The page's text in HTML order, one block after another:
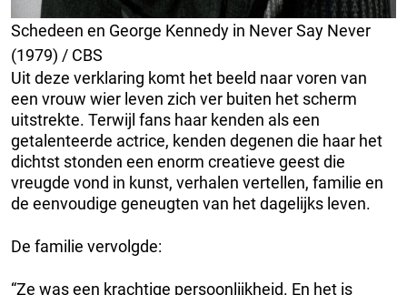
Schedeen en George Kennedy in Never Say Never
(1979) / CBS
Uit deze verklaring komt het beeld naar voren van
een vrouw wier leven zich ver buiten het scherm
uitstrekte. Terwijl fans haar kenden als een
getalenteerde actrice, kenden degenen die haar het
dichtst stonden een enorm creatieve geest die
vreugde vond in kunst, verhalen vertellen, familie en
de eenvoudige geneugten van het dagelijks leven.
De familie vervolgde:
“Ze was een krachtige persoonlijkheid. En het is